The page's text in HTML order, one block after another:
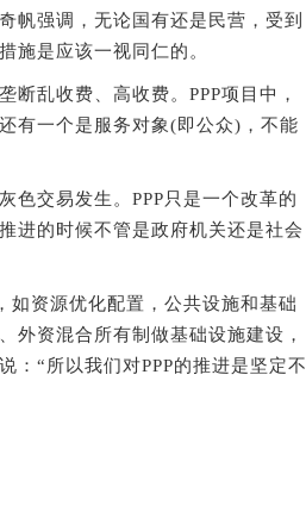
帆强调，无论国有还是民营，受到
施是应该一视同仁的。
乱收费、高收费。PPP项目中，
有一个是服务对象(即公众)，不能
交易发生。PPP只是一个改革的
进的时候不管是政府机关还是社会
资源优化配置，公共设施和基础
外资混合所有制做基础设施建设，
：“所以我们对PPP的推进是坚定不